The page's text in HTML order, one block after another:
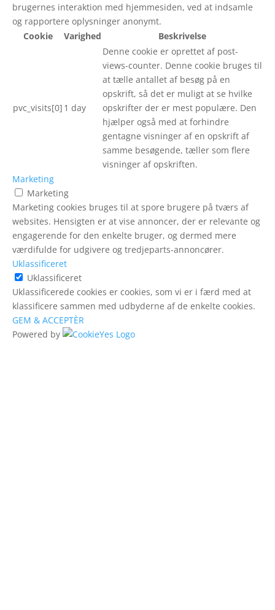
brugernes interaktion med hjemmesiden, ved at indsamle
og rapportere oplysninger anonymt.
Cookie
Varighed Beskrivelse
pvc_visits[0] 1 day
Denne cookie er oprettet af post-
views-counter. Denne cookie bruges til
at tælle antallet af besøg på en
opskrift, så det er muligt at se hvilke
opskrifter der er mest populære. Den
hjælper også med at forhindre
gentagne visninger af en opskrift af
samme besøgende, tæller som flere
visninger af opskriften.
Marketing
Marketing
Marketing cookies bruges til at spore brugere på tværs af
websites. Hensigten er at vise annoncer, der er relevante og
engagerende for den enkelte bruger, og dermed mere
værdifulde for udgivere og tredjeparts-annoncører.
Uklassificeret
Uklassificeret
Uklassificerede cookies er cookies, som vi er i færd med at
klassificere sammen med udbyderne af de enkelte cookies.
GEM & ACCEPTÈR
Powered by